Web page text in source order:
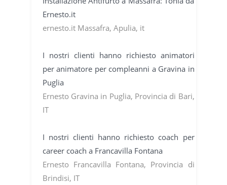
Ernesto.it
ernesto.it Massafra, Apulia, it
I nostri clienti hanno richiesto animatori
per animatore per compleanni a Gravina in
Puglia
Ernesto Gravina in Puglia, Provincia di Bari,
IT
I nostri clienti hanno richiesto coach per
career coach a Francavilla Fontana
Ernesto Francavilla Fontana, Provincia di
Brindisi, IT